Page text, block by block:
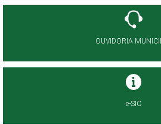
OUVIDORIA
e-SIC